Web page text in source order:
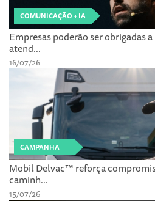
COMUNICAÇÃO + IA
Empresas poderão ser obrigadas
atend...
16/07/26
CAMPANHA
Mobil Delvac™ reforça
caminh...
15/07/26